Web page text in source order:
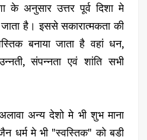
के अनुसार उत्तर पूर्व दिशा मे
है। इससे सकारात्मकता की
बनाया जाता है वहां धन,
संपन्नता एवं शांति सभी
अन्य देशो मे भी शुभ माना
धर्म मे भी "स्वस्तिक" को बडी